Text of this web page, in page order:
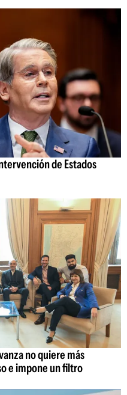
de Estados
no quiere más
e impone un filtro